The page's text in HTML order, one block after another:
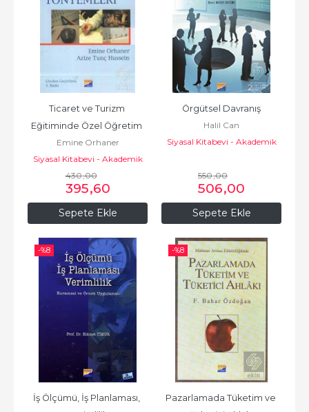
Sepete Ekle
Ticaret ve Turizm
Eğitiminde Özel Öğretim
Yöntemle
Emine Orhaner
Siyasal Kitabevi - Akademik
Kitaplar
430,00
395,60
Sepete Ekle
Örgütsel Davranış
Halil Can
Siyasal Kitabevi - Akademik
550,00
506,00
-%8
İş Ölçümü, İş Planlaması,
-%8
Pazarlamada Tüketim ve